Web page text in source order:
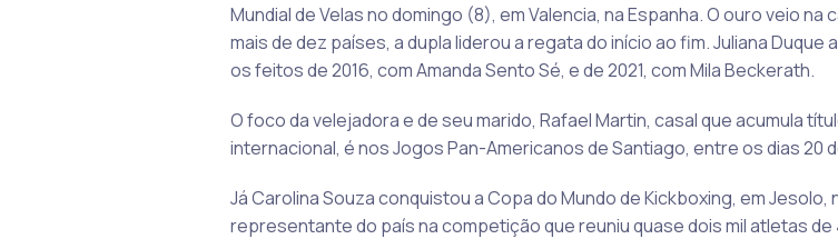
Mundial de Velas no domingo (8), em Valencia, na Espanha. O ouro veio
mais de dez países, a dupla liderou a regata do início ao fim. Juliana
os feitos de 2016, com Amanda Sento Sé, e de 2021, com Mila Beckerath.
O foco da velejadora e de seu marido, Rafael Martin, casal que acumula
internacional, é nos Jogos Pan-Americanos de Santiago, entre os dias 20
Já Carolina Souza conquistou a Copa do Mundo de Kickboxing, em Jesolo,
representante do país na competição que reuniu quase dois mil atletas